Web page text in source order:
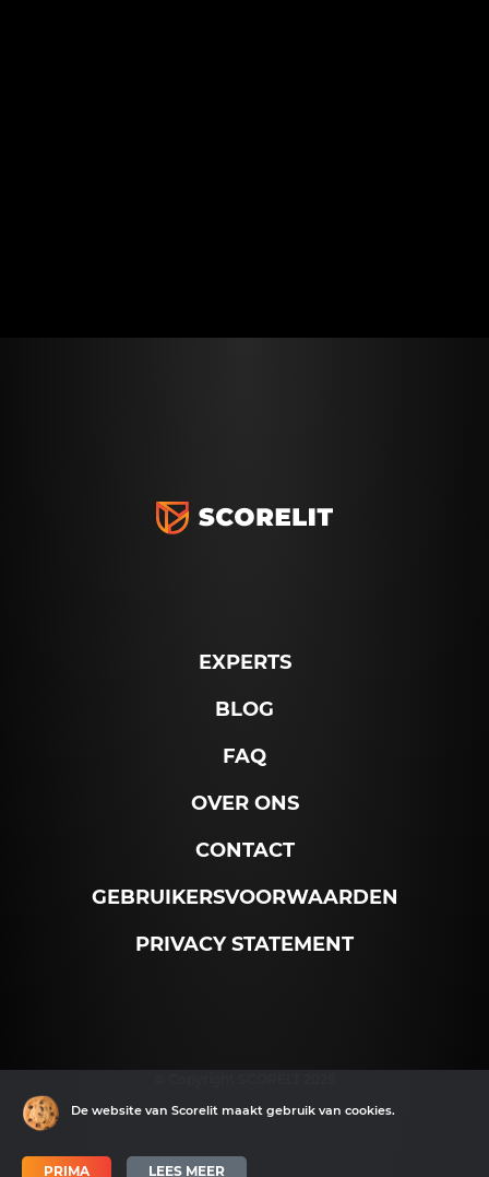
EXPERTS
BLOG
FAQ
OVER ONS
CONTACT
GEBRUIKERSVOORWAARDEN
PRIVACY STATEMENT
De website van Scorelit maakt gebruik van cookies.
PRIMA LEES MEER